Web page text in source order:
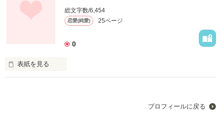
総文字数/6,454
恋愛(純愛) 25ページ
0
表紙を見る
プロフィールに戻る